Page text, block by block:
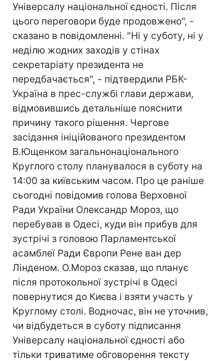
Універсалу національної єдності. Після
цього переговори буде продовжено", -
сказано в повідомленні. "Ні у суботу, ні у
неділю жодних заходів у стінах
секретаріату президента не
передбачається", - підтвердили РБК-
Україна в прес-службі глави держави,
відмовившись детальніше пояснити
причину такого рішення. Чергове
засідання ініційованого президентом
В.Ющенком загальнонаціонального
Круглого столу планувалося в суботу на
14:00 за київським часом. Про це раніше
сьогодні повідомив голова Верховної
Ради України Олександр Мороз, що
перебував в Одесі, куди він прибув для
зустрічі з головою Парламентської
асамблеї Ради Європи Рене ван дер
Лінденом. О.Мороз сказав, що планує
після протокольної зустрічі в Одесі
повернутися до Києва і взяти участь у
Круглому столі. Водночас, він не уточнив,
чи відбудеться в суботу підписання
Універсалу національної єдності або
тільки триватиме обговорення тексту